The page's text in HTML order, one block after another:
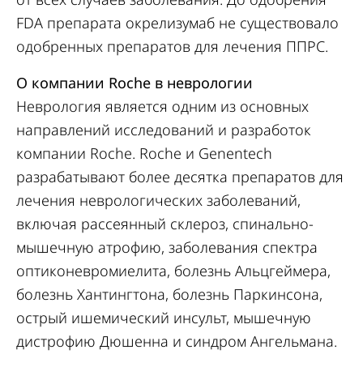
FDA препарата окрелизумаб не существовало
одобренных препаратов для лечения ППРС.
О компании Roche в неврологии
Неврология является одним из основных
направлений исследований и разработок
компании Roche. Roche и Genentech
разрабатывают более десятка препаратов для
лечения неврологических заболеваний,
включая рассеянный склероз, спинально-
мышечную атрофию, заболевания спектра
оптиконевромиелита, болезнь Альцгеймера,
болезнь Хантингтона, болезнь Паркинсона,
острый ишемический инсульт, мышечную
дистрофию Дюшенна и синдром Ангельмана.